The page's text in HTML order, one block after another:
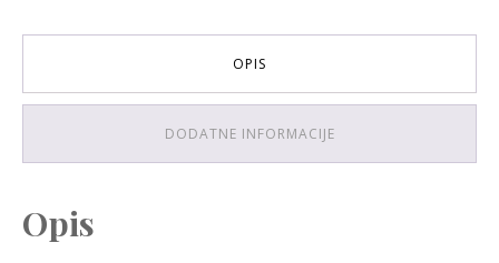
OPIS
DODATNE INFORMACIJE
Opis